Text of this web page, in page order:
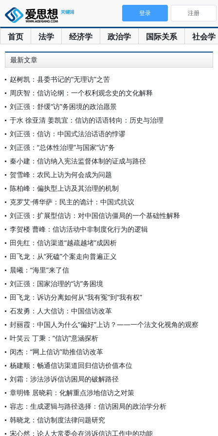
首页 法学 经济学 政治学 国际关系 社会学
登录 注册
最新文章
赵树凯：县委书记的“无理访”之苦
周庆智：信访论纲：一个权利观念史的文化解释
刘正强：舒缓“访”务困境的政治愿景
于水 徐亚清 姜凯宜：信访的话语转向：历史与治理
刘正强：信访：中国式法治话语的悖谬
刘正强：“总体性治理”与国家“访”务
秦小建：信访纳入宪法监督体制的证成与路径
贺雪峰：农民上访为何会成为问题
陈柏峰：偏执型上访及其治理的机制
克罗艾·傅华萨：民主的诡计：中国式抗议
刘正强：扩展型信访：对中国信访僵局的一个基础性解释
李贺楼 曹峰：信访活动中非制度化行为的逻辑
田先红：信访渠道“越疏越堵”成因析
田飞龙：从“死磕”个案走向普遍正义
晨曦：“海里”来了信
刘正强：国家治理的“访”务困境
田飞龙：诉访分离如何从“我有冤”到“我有权”
石发勇：人大信访：中国信访改革
封丽霞：中国人为什么“偏好”上访？——一个法文化视角的观察
叶笑云 丁秉：“信访”意涵探析
闵杰：“网上信访”助推信访改革
杨建顺：畅通信访渠道回归信访价值本位
刘霜：涉法涉诉信访困局的破解路径
章明锋 居晓莉：化解重点涉地信访之对策
容志：生成逻辑与路径选择：信访困局的政治学分析
韩晓龙：信访制度法律问题研究
宋心然：论人大常委会在涉诉信访工作中的功能